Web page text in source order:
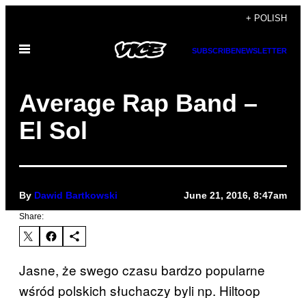
content
+ POLISH
Open
SUBSCRIBENEWSLETTER
Average Rap Band –
El Sol
By Dawid Bartkowski June 21, 2016, 8:47am
Share:
Jasne, że swego czasu bardzo popularne
wśród polskich słuchaczy byli np. Hiltoop